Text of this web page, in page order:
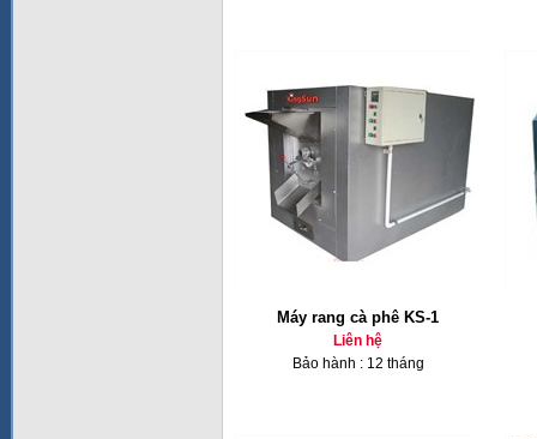
Máy rang cà phê KS-1
Liên hệ
Bảo hành : 12 tháng